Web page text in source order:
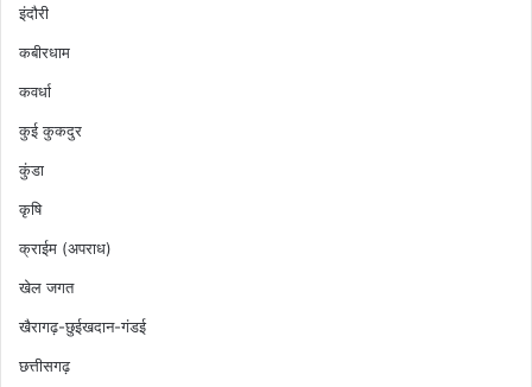
इंदौरी
कबीरधाम
कवर्धा
कुई कुकदुर
कुंडा
कृषि
क्राईम (अपराध)
खेल जगत
खैरागढ़-छुईखदान-गंडई
छत्तीसगढ़